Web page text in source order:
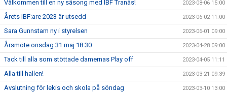
Välkommen till en ny säsong med IBF Tranås! 2023-08-06 15:00
Årets IBF:are 2023 är utsedd 2023-06-02 11:00
Sara Gunnstam ny i styrelsen 2023-06-01 09:00
Årsmöte onsdag 31 maj 18.30 2023-04-28 09:00
Tack till alla som stöttade damernas Play off 2023-04-05 11:11
Alla till hallen! 2023-03-21 09:39
Avslutning för lekis och skola på söndag 2023-03-10 13:00